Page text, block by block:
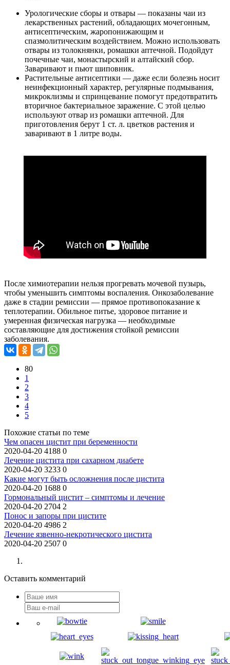
Урологические сборы и отвары — показаны чаи из
лекарственных растений, обладающих мочегонным,
антисептическим, жаропонижающим и
спазмолитическим воздействием. Можно использовать
отвары из толокнянки, ромашки аптечной. Подойдут
почечные чаи, монастырский и алтайский сбор.
Заваривают и пьют шиповник.
Растительные антисептики — даже если болезнь носит
неинфекционный характер, регулярные подмывания,
микроклизмы и спринцевание помогут предотвратить
вторичное бактериальное заражение. С этой целью
используют отвар из ромашки аптечной. Для
приготовления берут 1 ст. л. цветков растения и
заваривают в 1 литре воды.
После химиотерапии нельзя прогревать мочевой пузырь,
чтобы уменьшить симптомы воспаления. Онкозаболевание
даже в стадии ремиссии — прямое противопоказание к
теплотерапии. Обильное питье, здоровое питание и
умеренная физическая нагрузка — необходимые
составляющие для достижения стойкой ремиссии
заболевания.
80
1
2
3
4
5
Похожие статьи по теме
Чем опасен цистит при беременности
2020-04-20 4188 0
Лечение цистита при сахарном диабете
2020-04-20 3233 0
Какие могут быть осложнения после цистита
2020-04-20 1688 0
Гормональный цистит – симптомы и лечение
2020-04-20 2704 2
Понос и запоры при цистите
2020-04-20 4986 2
Лечение язвенно-некротического цистита
2020-04-20 2507 0
Оставить комментарий